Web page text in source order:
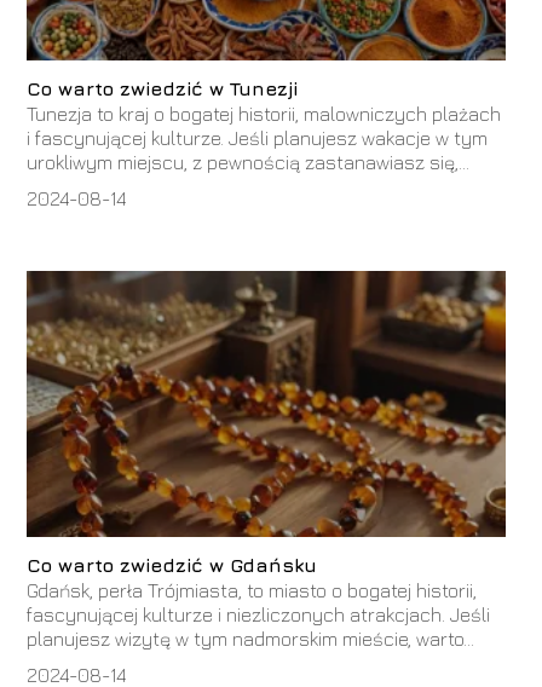
Co warto zwiedzić w Tunezji
Tunezja to kraj o bogatej historii, malowniczych plażach
i fascynującej kulturze. Jeśli planujesz wakacje w tym
urokliwym miejscu, z pewnością zastanawiasz się,...
2024-08-14
Co warto zwiedzić w Gdańsku
Gdańsk, perła Trójmiasta, to miasto o bogatej historii,
fascynującej kulturze i niezliczonych atrakcjach. Jeśli
planujesz wizytę w tym nadmorskim mieście, warto...
2024-08-14